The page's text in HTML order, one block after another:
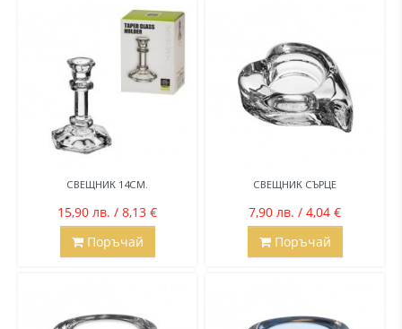
СВЕЩНИК 14СМ.
15,90 лв. / 8,13 €
Поръчай
СВЕЩНИК СЪРЦЕ
7,90 лв. / 4,04 €
Поръчай